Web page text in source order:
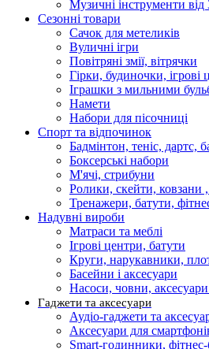
Музичні інструменти від
Сезонні товари
Сачок для метеликів
Вуличні ігри
Повітряні змії, вітрячки
Гірки, будиночки, ігрові
Іграшки з мильними
Намети
Набори для пісочниці
Спорт та відпочинок
Бадмінтон, теніс, дартс,
Боксерські набори
М'ячі, стрибуни
Ролики, скейти, ковзани ,
Тренажери, батути,
Надувні вироби
Матраси та меблі
Ігрові центри, батути
Круги, нарукавники,
Басейни і аксесуари
Насоси, човни,
Гаджети та аксесуари
Аудіо-гаджети та
Аксесуари для
Smart-годинники, фітнес-